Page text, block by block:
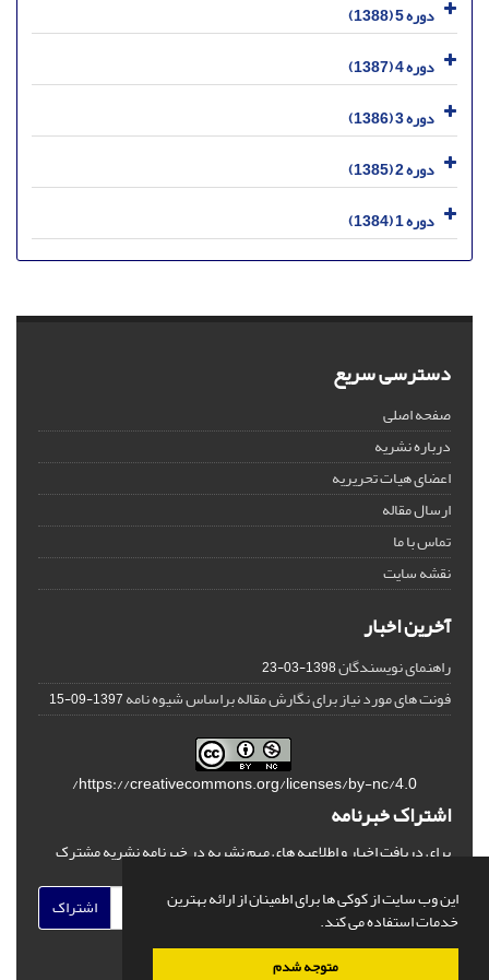
این وب سایت از کوکی ها برای اطمینان از ارائه بهترین
خدمات استفاده می کند.
متوجه شدم
دوره 5 (1388)
دوره 4 (1387)
دوره 3 (1386)
دوره 2 (1385)
دوره 1 (1384)
دسترسی سریع
صفحه اصلی
درباره نشریه
اعضای هیات تحریریه
ارسال مقاله
تماس با ما
نقشه سایت
آخرین اخبار
راهنمای نویسندگان1398-03-23
فونت های مورد نیاز برای نگارش مقاله براساس شیوه نامه1397-09-15
https://creativecommons.org/licenses/by-nc/4.0/
اشتراک خبرنامه
برای دریافت اخبار و اطلاعیه های مهم نشریه در خبرنامه نشریه مشترک
اشتراک